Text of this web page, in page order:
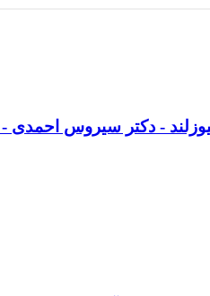
- دکتر سیروس احمدی